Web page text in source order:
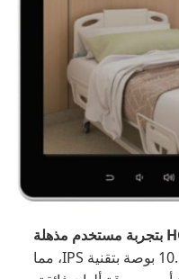
، فهو مزود بشاشة LCD مقاس 10.1 بوصة بتقنية IPS، مما